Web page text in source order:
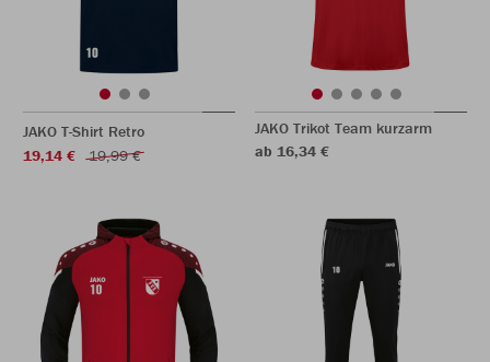
JAKO T-Shirt Retro
19,14 €
19,99 €
JAKO Trikot Team kurzarm
ab 16,34 €